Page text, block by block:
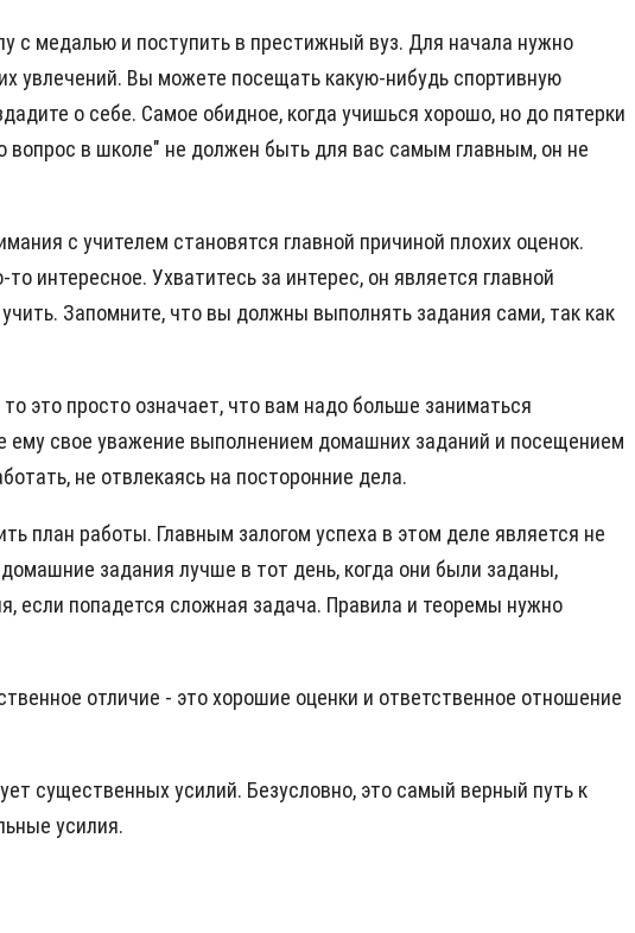
с медалью и поступить в престижный вуз. Для начала нужно
увлечений. Вы можете посещать какую-нибудь спортивную
о себе. Самое обидное, когда учишься хорошо, но до пятерки
вопрос в школе" не должен быть для вас самым главным, он не
с учителем становятся главной причиной плохих оценок.
интересное. Ухватитесь за интерес, он является главной
Запомните, что вы должны выполнять задания сами, так как
это просто означает, что вам надо больше заниматься
ему свое уважение выполнением домашних заданий и посещением
не отвлекаясь на посторонние дела.
план работы. Главным залогом успеха в этом деле является не
задания лучше в тот день, когда они были заданы,
если попадется сложная задача. Правила и теоремы нужно
отличие - это хорошие оценки и ответственное отношение
существенных усилий. Безусловно, это самый верный путь к
усилия.